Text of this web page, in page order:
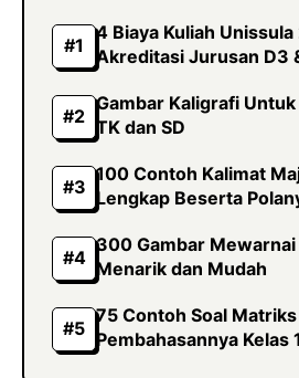
4 Biaya Kuliah
Akreditasi Jurusan D3
Gambar Kaligrafi
TK dan SD
100 Contoh Kalimat
Lengkap Beserta
300 Gambar Mewarnai
Menarik dan Mudah
75 Contoh Soal Matriks
Pembahasannya Kelas